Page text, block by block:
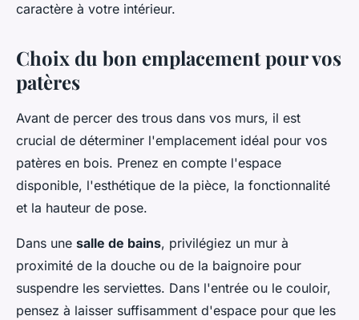
caractère à votre intérieur.
Choix du bon emplacement pour vos
patères
Avant de percer des trous dans vos murs, il est
crucial de déterminer l'emplacement idéal pour vos
patères en bois. Prenez en compte l'espace
disponible, l'esthétique de la pièce, la fonctionnalité
et la hauteur de pose.
Dans une salle de bains, privilégiez un mur à
proximité de la douche ou de la baignoire pour
suspendre les serviettes. Dans l'entrée ou le couloir,
pensez à laisser suffisamment d'espace pour que les